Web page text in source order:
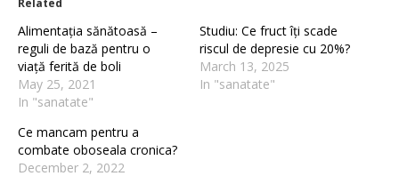
Alimentația sănătoasă –
reguli de bază pentru o
viață ferită de boli
May 25, 2021
In "sanatate"
Studiu: Ce fruct îți scade
riscul de depresie cu 20%?
March 13, 2025
In "sanatate"
Ce mancam pentru a
combate oboseala cronica?
December 2, 2022